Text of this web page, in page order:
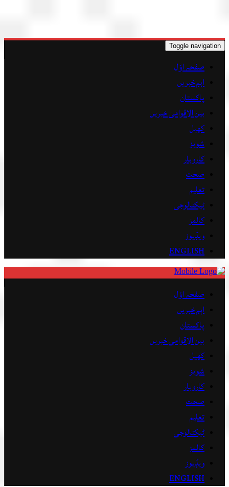
Toggle
صفحہ اوّل
اہم خبریں
پاکستان
بین الاقوامی خبریں
کھیل
شوبز
کاروبار
صحت
تعلیم
ٹیکنالوجی
کالمز
ویڈیوز
ENGLISH
صفحہ اوّل
اہم خبریں
پاکستان
بین الاقوامی خبریں
کھیل
شوبز
کاروبار
صحت
تعلیم
ٹیکنالوجی
کالمز
ویڈیوز
ENGLISH